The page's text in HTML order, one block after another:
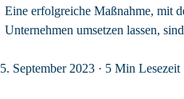
Eine erfolgreiche Maßnahme, mit
Unternehmen umsetzen lassen,
September 2023 · 5 Min Lesezeit